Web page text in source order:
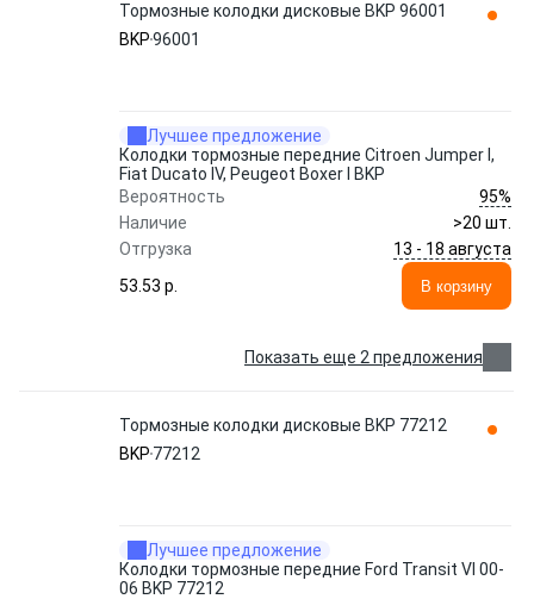
Тормозные колодки дисковые BKP 96001
BKP96001
Лучшее предложение
Колодки тормозные передние Citroen Jumper I,
Fiat Ducato IV, Peugeot Boxer I BKP
Вероятность
95%
Наличие
>20 шт.
Отгрузка
13 - 18 августа
53.53 p.
В корзину
Показать еще 2 предложения
Тормозные колодки дисковые BKP 77212
BKP 77212
Лучшее предложение
Колодки тормозные передние Ford Transit VI 00-
06 BKP 77212